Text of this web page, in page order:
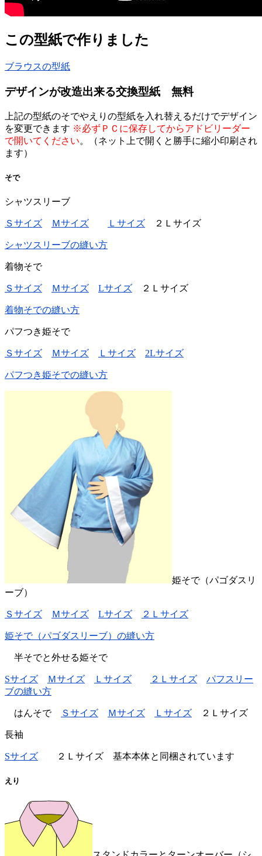
この型紙で作りました
ブラウスの型紙
デザインが改造出来る交換型紙 無料
上記の型紙のそでやえりの型紙を入れ替えるだけでデザイン
を変更できます ※必ずＰＣに保存してからアドビリーダー
で開いてください。（ネット上で開くと勝手に縮小印刷され
ます）
そで
シャツスリーブ
Ｓサイズ Ｍサイズ Ｌサイズ ２Ｌサイズ
シャツスリーブの縫い方
着物そで
Ｓサイズ Ｍサイズ Lサイズ ２Ｌサイズ
着物そでの縫い方
パフつき姫そで
Ｓサイズ Ｍサイズ Ｌサイズ 2Lサイズ
パフつき姫そでの縫い方
姫そで（パゴダスリ
ーブ）
Ｓサイズ Ｍサイズ Lサイズ ２Ｌサイズ
姫そで（パゴダスリーブ）の縫い方
半そでと外せる姫そで
Sサイズ Ｍサイズ Ｌサイズ ２Ｌサイズ
パフスリー
ブの縫い方
はんそで Ｓサイズ Ｍサイズ Ｌサイズ ２Ｌサイズ
長袖
Sサイズ ２Ｌサイズ 基本本体と同梱されています
えり